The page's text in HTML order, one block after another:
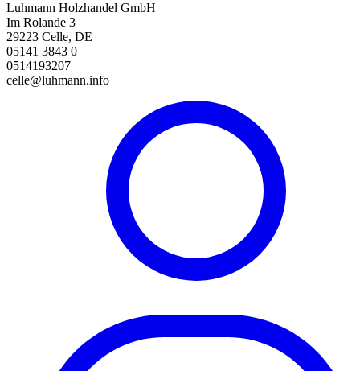
Luhmann Holzhandel GmbH
Im Rolande 3
29223 Celle, DE
05141 3843 0
0514193207
celle@luhmann.info